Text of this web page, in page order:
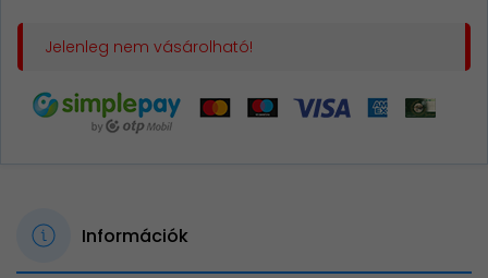
Jelenleg nem vásárolható!
Információk